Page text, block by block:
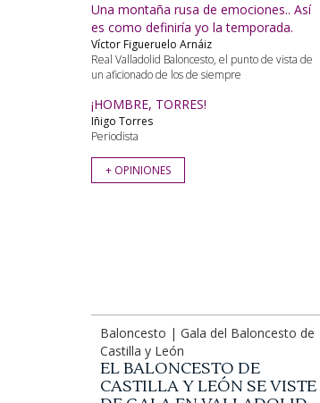
Una montaña rusa de emociones.. Así
es como definiría yo la temporada.
Víctor Figueruelo Arnáiz
Real Valladolid Baloncesto, el punto de vista de
un aficionado de los de siempre
¡HOMBRE, TORRES!
Iñigo Torres
Periodista
+ OPINIONES
Baloncesto | Gala del Baloncesto de
Castilla y León
EL BALONCESTO DE
CASTILLA Y LEÓN SE VISTE